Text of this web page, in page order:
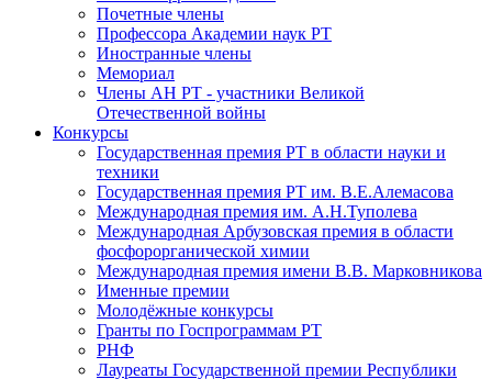
Почетные члены
Профессора Академии наук РТ
Иностранные члены
Мемориал
Члены АН РТ - участники Великой
Отечественной войны
Конкурсы
Государственная премия РТ в области науки и
техники
Государственная премия РТ им. В.Е.Алемасова
Международная премия им. А.Н.Туполева
Международная Арбузовская премия в области
фосфорорганической химии
Международная премия имени В.В. Марковникова
Именные премии
Молодёжные конкурсы
Гранты по Госпрограммам РТ
РНФ
Лауреаты Государственной премии Республики